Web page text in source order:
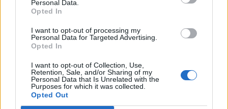
Personal Data.
Opted In
I want to opt-out of processing my
Personal Data for Targeted Advertising.
Opted In
I want to opt-out of Collection, Use,
Retention, Sale, and/or Sharing of my
Personal Data that Is Unrelated with the
Purposes for which it was collected.
Opted Out
takéhoto nálezu môžete skončiť vo väzení.
https://www.facebook.com/policiaslovakia/photos/a.1
522428691120681/2204285492934994/?
type=3&theater